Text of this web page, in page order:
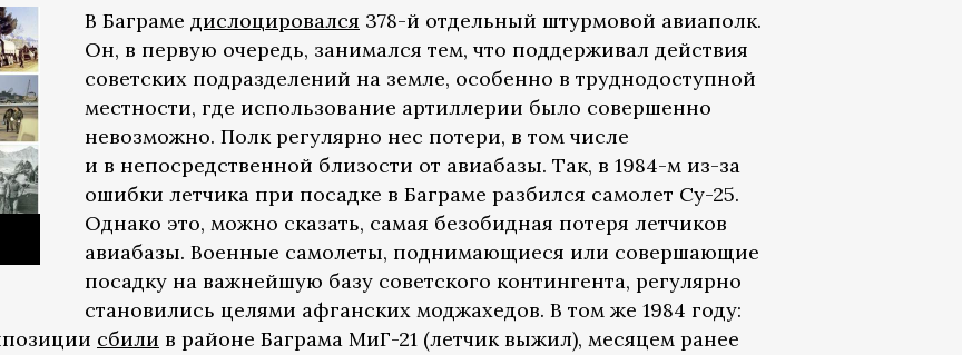
В Баграме дислоцировался 378-й отдельный штурмовой авиаполк.
Он, в первую очередь, занимался тем, что поддерживал действия
советских подразделений на земле, особенно в труднодоступной
местности, где использование артиллерии было совершенно
невозможно. Полк регулярно нес потери, в том числе
и в непосредственной близости от авиабазы. Так, в 1984-м из-за
ошибки летчика при посадке в Баграме разбился самолет Су-25.
Однако это, можно сказать, самая безобидная потеря летчиков
авиабазы. Военные самолеты, поднимающиеся или совершающие
посадку на важнейшую базу советского контингента, регулярно
становились целями афганских моджахедов. В том же 1984 году:
сбили в районе Баграма МиГ-21 (летчик выжил), месяцем ранее